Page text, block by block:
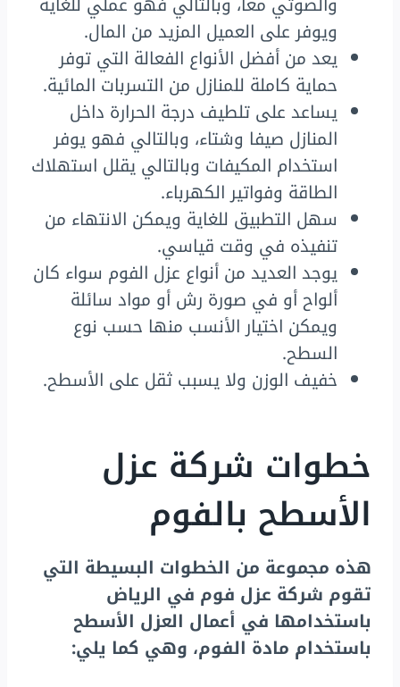
ويوفر على العميل المزيد من المال.
يعد من أفضل الأنواع الفعالة التي توفر
حماية كاملة للمنازل من التسربات المائية.
يساعد على تلطيف درجة الحرارة داخل
المنازل صيفا وشتاء، وبالتالي فهو يوفر
استخدام المكيفات وبالتالي يقلل استهلاك
الطاقة وفواتير الكهرباء.
سهل التطبيق للغاية ويمكن الانتهاء من
تنفيذه في وقت قياسي.
يوجد العديد من أنواع عزل الفوم سواء كان
ألواح أو في صورة رش أو مواد سائلة
ويمكن اختيار الأنسب منها حسب نوع
السطح.
خفيف الوزن ولا يسبب ثقل على الأسطح.
خطوات شركة عزل
الأسطح بالفوم
هذه مجموعة من الخطوات البسيطة التي
تقوم شركة عزل فوم في الرياض
باستخدامها في أعمال العزل الأسطح
باستخدام مادة الفوم، وهي كما يلي: